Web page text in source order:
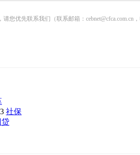
优先联系我们（联系邮箱：cebnet@cfca.com.cn
社保
贷